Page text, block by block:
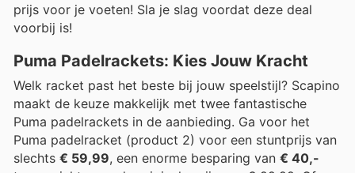
prijs voor je voeten! Sla je slag voordat deze deal
voorbij is!
Puma Padelrackets: Kies Jouw Kracht
Welk racket past het beste bij jouw speelstijl? Scapino
maakt de keuze makkelijk met twee fantastische
Puma padelrackets in de aanbieding. Ga voor het
Puma padelracket (product 2) voor een stuntprijs van
slechts € 59,99, een enorme besparing van € 40,-